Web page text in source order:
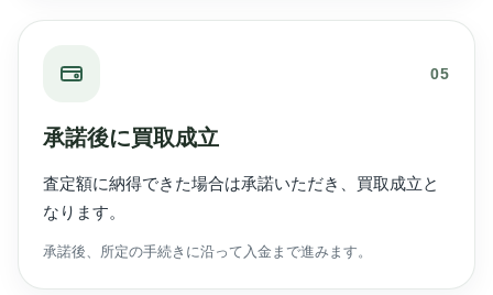
05
承諾後に買取成立
査定額に納得できた場合は承諾いただき、買取成立と
なります。
承諾後、所定の手続きに沿って入金まで進みます。